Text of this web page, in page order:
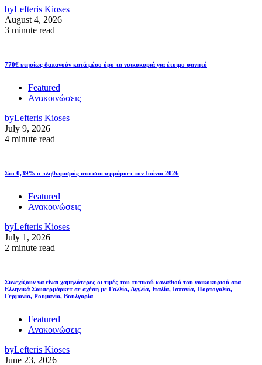
byLefteris Kioses
August 4, 2026
3 minute read
770€ ετησίως δαπανούν κατά μέσο όρο τα νοικοκυριά για έτοιμο φαγητό
Featured
Ανακοινώσεις
byLefteris Kioses
July 9, 2026
4 minute read
Στο 0,39% ο πληθωρισμός στα σουπερμάρκετ τον Ιούνιο 2026
Featured
Ανακοινώσεις
byLefteris Kioses
July 1, 2026
2 minute read
Συνεχίζουν να είναι χαμηλότερες οι τιμές του τυπικού καλαθιού του νοικοκυριού στα
Ελληνικά Σουπερμάρκετ σε σχέση με Γαλλία, Αγγλία, Ιταλία, Ισπανία, Πορτογαλία,
Γερμανία, Ρουμανία, Βουλγαρία
Featured
Ανακοινώσεις
byLefteris Kioses
June 23, 2026